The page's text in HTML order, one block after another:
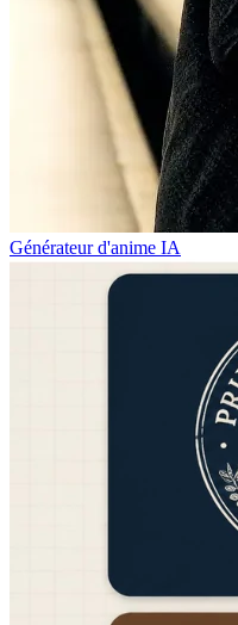
Générateur d'anime IA